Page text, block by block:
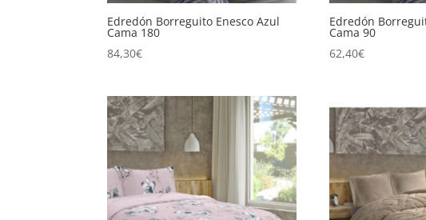
Edredón Borreguito Enesco Azul
Cama 180
84,30€
Edredón
Cama 90
62,40€